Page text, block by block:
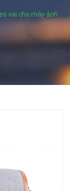
vai cho máy ảnh